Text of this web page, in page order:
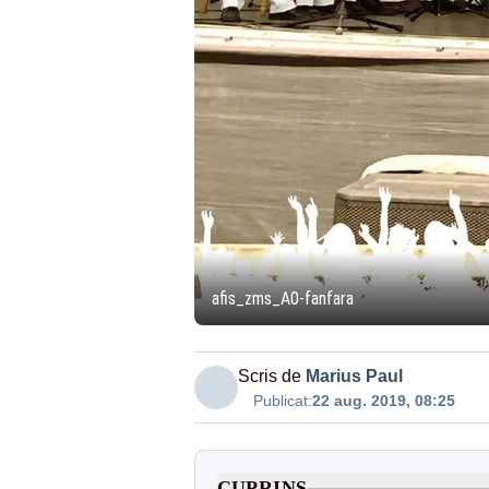
afis_zms_A0-fanfara
Scris de Marius Paul
Publicat:22 aug. 2019, 08:25